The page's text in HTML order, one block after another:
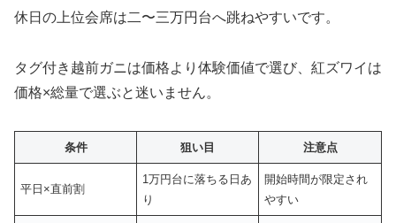
休日の上位会席は二〜三万円台へ跳ねやすいです。
タグ付き越前ガニは価格より体験価値で選び、紅ズワイは
価格×総量で選ぶと迷いません。
条件 狙い目 注意点
平日×直前割
1万円台に落ちる日あ
り
開始時間が限定され
やすい